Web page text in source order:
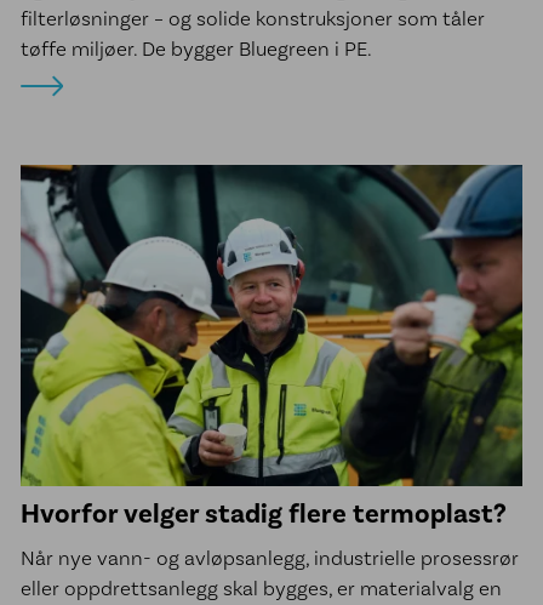
Om oss
Jobb hos oss
Vårt engasjement for urfolk
Åpenhetsloven
Kontakt oss
filterløsninger – og solide konstruksjoner som tåler
tøffe miljøer. De bygger Bluegreen i PE.
Hvorfor velger stadig flere termoplast?
Når nye vann- og avløpsanlegg, industrielle prosessrør
eller oppdrettsanlegg skal bygges, er materialvalg en